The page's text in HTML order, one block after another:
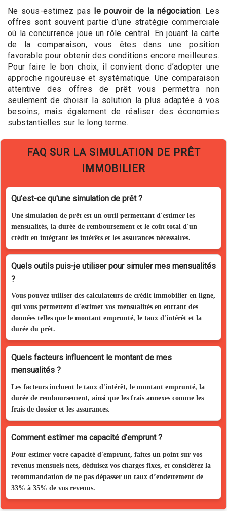
Ne sous-estimez pas le pouvoir de la négociation. Les
offres sont souvent partie d’une stratégie commerciale
où la concurrence joue un rôle central. En jouant la carte
de la comparaison, vous êtes dans une position
favorable pour obtenir des conditions encore meilleures.
Pour faire le bon choix, il convient donc d’adopter une
approche rigoureuse et systématique. Une comparaison
attentive des offres de prêt vous permettra non
seulement de choisir la solution la plus adaptée à vos
besoins, mais également de réaliser des économies
substantielles sur le long terme.
FAQ SUR LA SIMULATION DE PRÊT
IMMOBILIER
Qu'est-ce qu'une simulation de prêt ?
Une simulation de prêt est un outil permettant d'estimer les
mensualités, la durée de remboursement et le coût total d'un
crédit en intégrant les intérêts et les assurances nécessaires.
Quels outils puis-je utiliser pour simuler mes mensualités
?
Vous pouvez utiliser des calculateurs de crédit immobilier en ligne,
qui vous permettent d'estimer vos mensualités en entrant des
données telles que le montant emprunté, le taux d'intérêt et la
durée du prêt.
Quels facteurs influencent le montant de mes
mensualités ?
Les facteurs incluent le taux d'intérêt, le montant emprunté, la
durée de remboursement, ainsi que les frais annexes comme les
frais de dossier et les assurances.
Comment estimer ma capacité d'emprunt ?
Pour estimer votre capacité d'emprunt, faites un point sur vos
revenus mensuels nets, déduisez vos charges fixes, et considérez la
recommandation de ne pas dépasser un taux d’endettement de
33% à 35% de vos revenus.